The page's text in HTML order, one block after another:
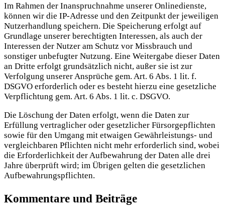
Im Rahmen der Inanspruchnahme unserer Onlinedienste,
können wir die IP-Adresse und den Zeitpunkt der jeweiligen
Nutzerhandlung speichern. Die Speicherung erfolgt auf
Grundlage unserer berechtigten Interessen, als auch der
Interessen der Nutzer am Schutz vor Missbrauch und
sonstiger unbefugter Nutzung. Eine Weitergabe dieser Daten
an Dritte erfolgt grundsätzlich nicht, außer sie ist zur
Verfolgung unserer Ansprüche gem. Art. 6 Abs. 1 lit. f.
DSGVO erforderlich oder es besteht hierzu eine gesetzliche
Verpflichtung gem. Art. 6 Abs. 1 lit. c. DSGVO.
Die Löschung der Daten erfolgt, wenn die Daten zur
Erfüllung vertraglicher oder gesetzlicher Fürsorgepflichten
sowie für den Umgang mit etwaigen Gewährleistungs- und
vergleichbaren Pflichten nicht mehr erforderlich sind, wobei
die Erforderlichkeit der Aufbewahrung der Daten alle drei
Jahre überprüft wird; im Übrigen gelten die gesetzlichen
Aufbewahrungspflichten.
Kommentare und Beiträge